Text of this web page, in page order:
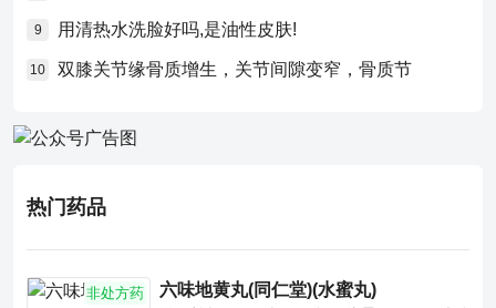
9 用清热水洗脸好吗,是油性皮肤!
10 双膝关节缘骨质增生，关节间隙变窄，骨质节
热门药品
非处方药 六味地黄丸(同仁堂)(水蜜丸)